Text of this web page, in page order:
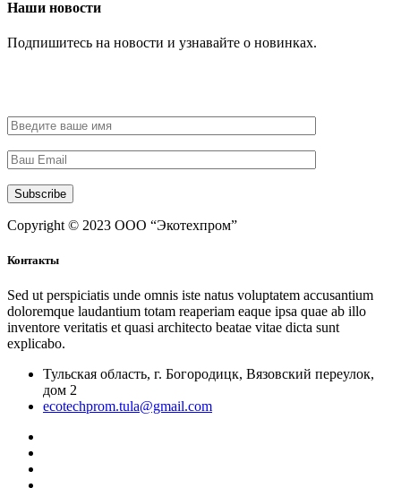
Наши новости
Подпишитесь на новости и узнавайте о новинках.
Subscribe
Copyright © 2023 ООО “Экотехпром”
Контакты
Sed ut perspiciatis unde omnis iste natus voluptatem accusantium
doloremque laudantium totam reaperiam eaque ipsa quae ab illo
inventore veritatis et quasi architecto beatae vitae dicta sunt
explicabo.
Тульская область, г. Богородицк, Вязовский переулок,
дом 2
ecotechprom.tula@gmail.com